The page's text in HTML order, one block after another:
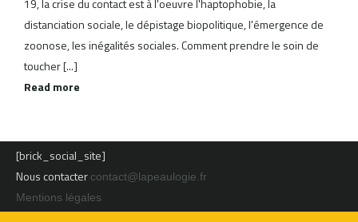
19, la crise du contact est à l'oeuvre l'haptophobie, la
distanciation sociale, le dépistage biopolitique, l'émergence de
zoonose, les inégalités sociales. Comment prendre le soin de
toucher [...]
Read more
[brick_social_site]
Nous contacter contact@lapeaulogie.fr
Mentions légales